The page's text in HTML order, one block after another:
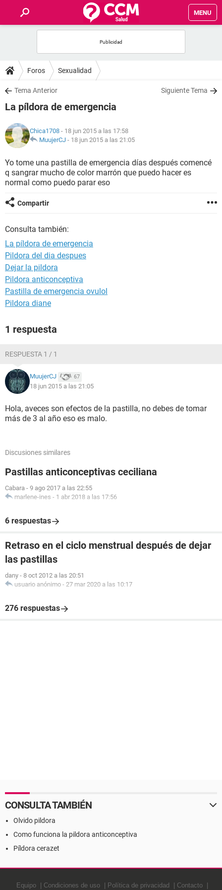
MENU
FOROS
SALUD
FAMILIA
NUTRICIÓN
BIENESTAR
Foros Sexualidad
Tema Anterior Siguiente Tema
La píldora de emergencia
Chica1708 - 18 jun 2015 a las 17:58
MuujerCJ - 18 jun 2015 a las 21:05
Yo tome una pastilla de emergencia días después comencé
q sangrar mucho de color marrón que puedo hacer es
normal como puedo parar eso
Compartir
Consulta también:
La píldora de emergencia
Pildora del dia despues
Dejar la pildora
Pildora anticonceptiva
Pastilla de emergencia ovulol
Pildora diane
1 respuesta
RESPUESTA 1 / 1
MuujerCJ 67
18 jun 2015 a las 21:05
Hola, aveces son efectos de la pastilla, no debes de tomar
más de 3 al año eso es malo.
Discusiones similares
Pastillas anticonceptivas ceciliana
Cabara - 9 ago 2017 a las 22:55
marlene-ines - 1 abr 2018 a las 17:56
6 respuestas
Retraso en el ciclo menstrual después de dejar
las pastillas
dany - 8 oct 2012 a las 20:51
usuario anónimo - 27 mar 2020 a las 10:17
276 respuestas
CONSULTA TAMBIÉN
Olvido pildora
Como funciona la pildora anticonceptiva
Píldora cerazet
Equipo Condiciones de uso Política de privacidad Contacto